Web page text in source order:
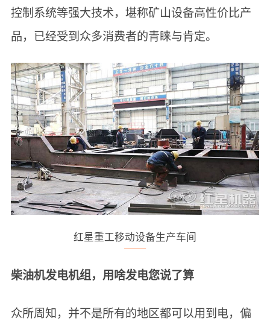
控制系统等强大技术，堪称矿山设备高性价比产
品，已经受到众多消费者的青睐与肯定。
红星重工移动设备生产车间
柴油机发电机组，用啥发电您说了算
众所周知，并不是所有的地区都可以用到电，偏